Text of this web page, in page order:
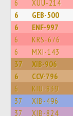
6 XUU-214
6 GEB-500
6 ENF-997
6 KRS-676
6 MXI-143
37 XIB-906
6 CCV-796
6 KIU-839
37 XIB-496
37 XIB-824